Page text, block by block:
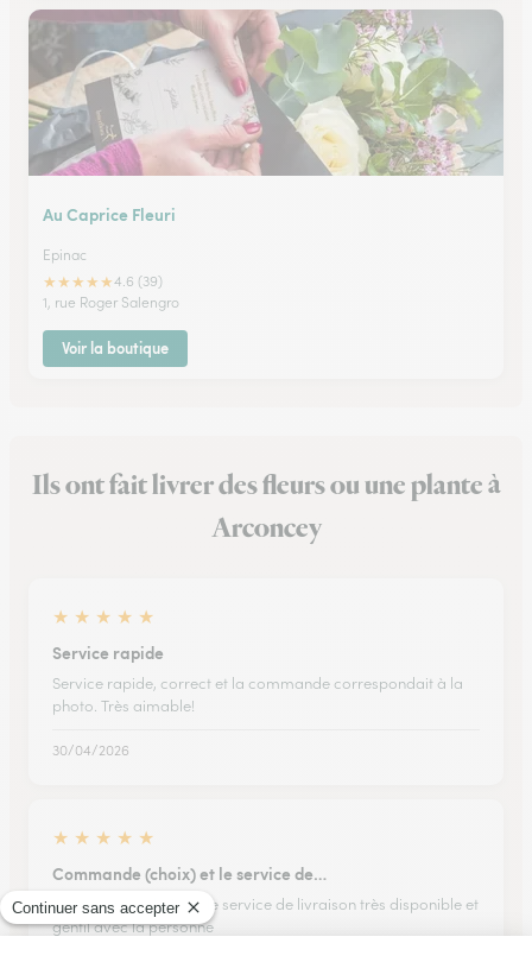
Au Caprice Fleuri
Epinac
★★★★★4.6 (39)
1, rue Roger Salengro
Voir la boutique
Ils ont fait livrer des fleurs ou une plante à
Arconcey
★ ★ ★ ★ ★
Service rapide
Service rapide, correct et la commande correspondait à la
photo. Très aimable!
30/04/2026
★ ★ ★ ★ ★
Commande (choix) et le service de…
Commande (choix) et le service de livraison très disponible et
gentil avec la personne